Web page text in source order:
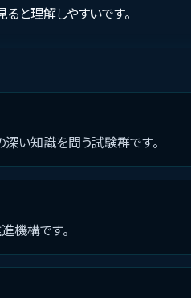
と理解しやすいです。
い知識を問う試験群です。
機構です。